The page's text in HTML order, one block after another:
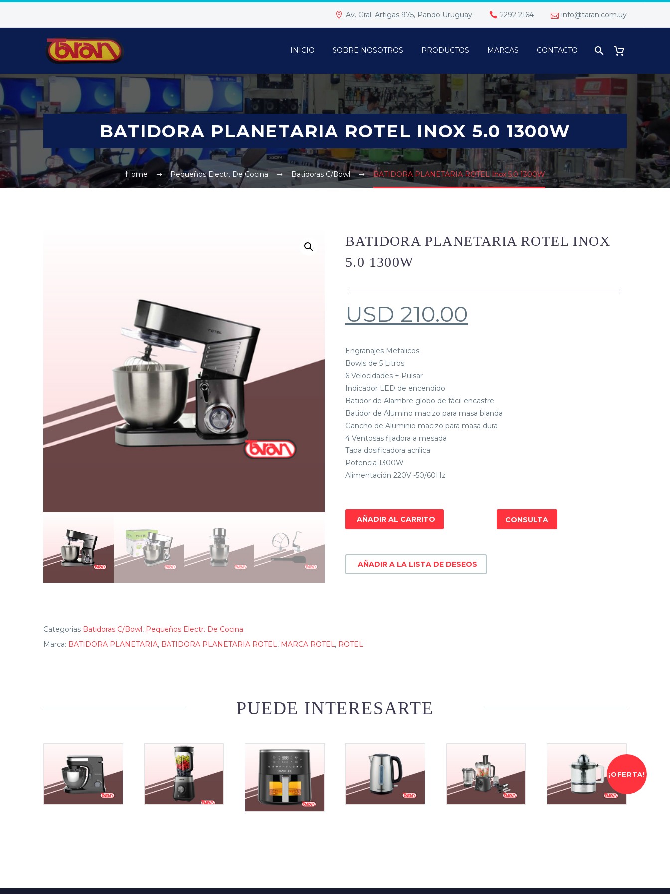
Av. Gral. Artigas 975, Pando Uruguay 2292 2164 info@taran.com.uy
INICIO SOBRE NOSOTROS PRODUCTOS MARCAS CONTACTO
BATIDORA PLANETARIA ROTEL INOX 5.0 1300W
Home Pequeños Electr. De Cocina Batidoras C/Bowl BATIDORA PLANETARIA ROTEL Inox 5.0 1300W
BATIDORA PLANETARIA ROTEL INOX
5.0 1300W
USD 210.00
Engranajes Metalicos
Bowls de 5 Litros
6 Velocidades + Pulsar
Indicador LED de encendido
Batidor de Alambre globo de fácil encastre
Batidor de Alumino macizo para masa blanda
Gancho de Aluminio macizo para masa dura
4 Ventosas fijadora a mesada
Tapa dosificadora acrílica
Potencia 1300W
Alimentación 220V -50/60Hz
AÑADIR AL CARRITO
AÑADIR A LA LISTA DE DESEOS
CONSULTA
Categorias Batidoras C/Bowl, Pequeños Electr. De Cocina
Marca: BATIDORA PLANETARIA, BATIDORA PLANETARIA ROTEL , MARCA ROTEL , ROTEL
PUEDE INTERESARTE
¡OFERTA!